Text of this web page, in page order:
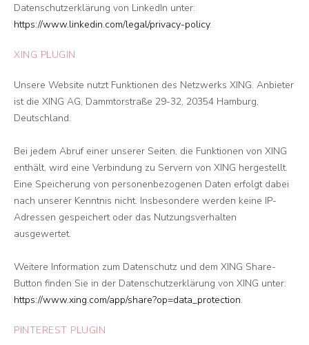
Datenschutzerklärung von LinkedIn unter:
https://www.linkedin.com/legal/privacy-policy.
XING PLUGIN
Unsere Website nutzt Funktionen des Netzwerks XING. Anbieter
ist die XING AG, Dammtorstraße 29-32, 20354 Hamburg,
Deutschland.
Bei jedem Abruf einer unserer Seiten, die Funktionen von XING
enthält, wird eine Verbindung zu Servern von XING hergestellt.
Eine Speicherung von personenbezogenen Daten erfolgt dabei
nach unserer Kenntnis nicht. Insbesondere werden keine IP-
Adressen gespeichert oder das Nutzungsverhalten
ausgewertet.
Weitere Information zum Datenschutz und dem XING Share-
Button finden Sie in der Datenschutzerklärung von XING unter:
https://www.xing.com/app/share?op=data_protection.
PINTEREST PLUGIN